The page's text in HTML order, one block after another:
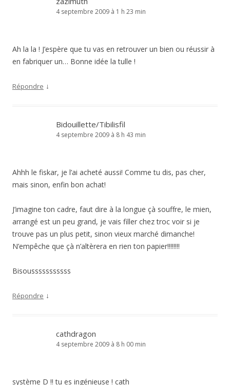
4 septembre 2009 à 1 h 23 min
Ah la la ! J’espère que tu vas en retrouver un bien ou réussir à
en fabriquer un… Bonne idée la tulle !
Répondre ↓
Bidouillette/Tibilisfil
4 septembre 2009 à 8 h 43 min
Ahhh le fiskar, je l’ai acheté aussi! Comme tu dis, pas cher,
mais sinon, enfin bon achat!
J’imagine ton cadre, faut dire à la longue çà souffre, le mien,
arrangé est un peu grand, je vais filler chez troc voir si je
trouve pas un plus petit, sinon vieux marché dimanche!
N’empêche que çà n’altèrera en rien ton papier!!!!!!!!
Bisousssssssssss
Répondre ↓
cathdragon
4 septembre 2009 à 8 h 00 min
système D !! tu es ingénieuse ! cath